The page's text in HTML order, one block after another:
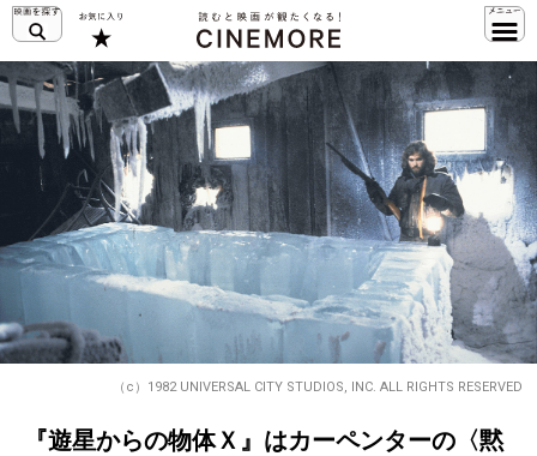
（c）1982 UNIVERSAL CITY STUDIOS, INC. ALL RIGHTS RESERVED
『遊星からの物体Ｘ』はカーペンターの〈黙